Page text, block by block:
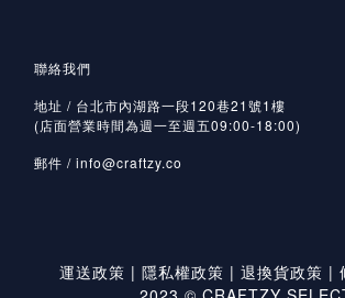
聯絡我們
地址 / 台北市內湖路一段120巷21號1樓
(店面營業時間為週一至週五09:00-18:00)
郵件 / info@craftzy.co
運送政策 | 隱私權政策 | 退換貨政策 |